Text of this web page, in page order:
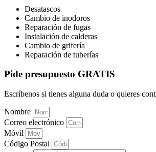
Desatascos
Cambio de inodoros
Reparación de fugas
Instalación de calderas
Cambio de grifería
Reparación de tuberías
Pide presupuesto GRATIS
Escríbenos si tienes alguna duda o quieres
Nombre
Correo electrónico
Móvil
Código Postal